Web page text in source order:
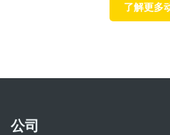
了解更多
公司